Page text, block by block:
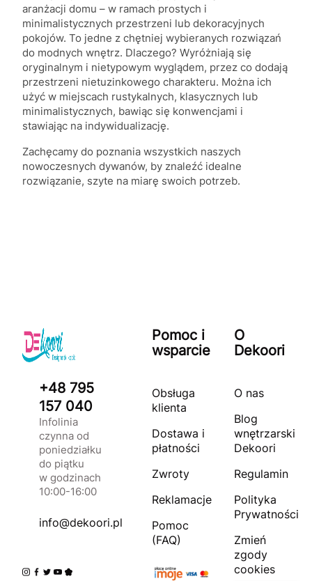
aranżacji domu – w ramach prostych i
minimalistycznych przestrzeni lub dekoracyjnych
pokojów. To jedne z chętniej wybieranych rozwiązań
do modnych wnętrz. Dlaczego? Wyróżniają się
oryginalnym i nietypowym wyglądem, przez co dodają
przestrzeni nietuzinkowego charakteru. Można ich
użyć w miejscach rustykalnych, klasycznych lub
minimalistycznych, bawiąc się konwencjami i
stawiając na indywidualizację.
Zachęcamy do poznania wszystkich naszych
nowoczesnych dywanów, by znaleźć idealne
rozwiązanie, szyte na miarę swoich potrzeb.
+48 795
157 040
Infolinia
czynna od
poniedziałku
do piątku
w godzinach
10:00-16:00
info@dekoori.pl
Pomoc i
wsparcie
Obsługa
klienta
Dostawa i
płatności
Zwroty
Reklamacje
Pomoc
(FAQ)
O
Dekoori
O nas
Blog
wnętrzarski
Dekoori
Regulamin
Polityka
Prywatności
Zmień
zgody
cookies